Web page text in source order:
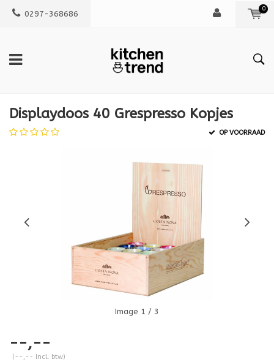
0297-368686
0
Displaydoos 40 Grespresso Kopjes
OP VOORRAAD
Image 1 / 3
--,--
(--,-- Incl. btw)